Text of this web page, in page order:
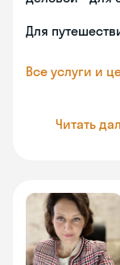
Для
Все услуги и
Читать